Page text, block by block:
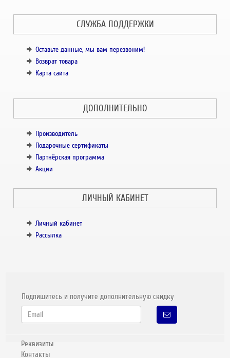
СЛУЖБА ПОДДЕРЖКИ
Оставьте данные, мы вам перезвоним!
Возврат товара
Карта сайта
ДОПОЛНИТЕЛЬНО
Производитель
Подарочные сертификаты
Партнёрская программа
Акции
ЛИЧНЫЙ КАБИНЕТ
Личный кабинет
Рассылка
Подпишитесь и получите дополнительную скидку
Реквизиты
Контакты